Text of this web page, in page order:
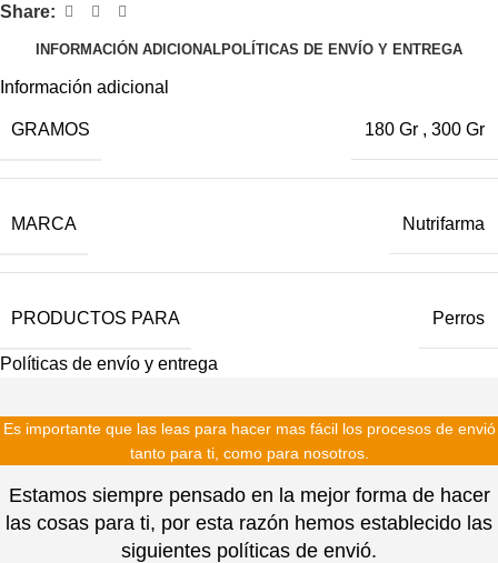
Share:
INFORMACIÓN ADICIONALPOLÍTICAS DE ENVÍO Y ENTREGA
Información adicional
GRAMOS 180 Gr , 300 Gr
MARCA Nutrifarma
PRODUCTOS PARA Perros
Políticas de envío y entrega
Es importante que las leas para hacer mas fácil los procesos de envió
tanto para ti, como para nosotros.
Estamos siempre pensado en la mejor forma de hacer
las cosas para ti, por esta razón hemos establecido las
siguientes políticas de envió.